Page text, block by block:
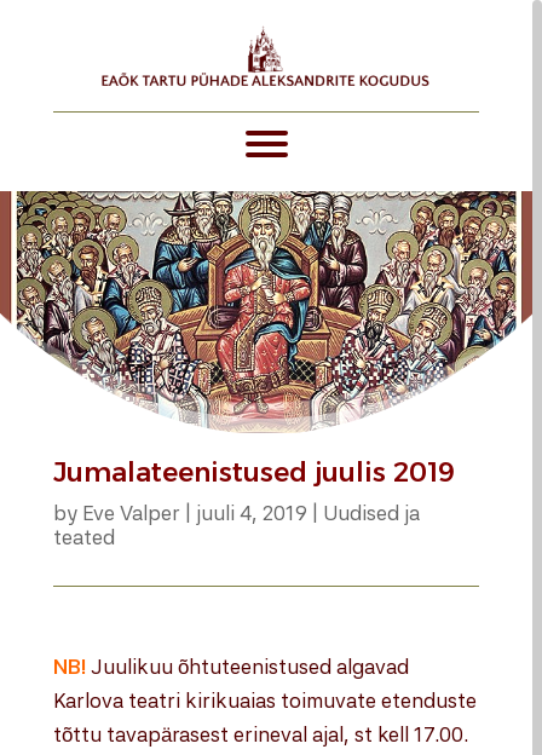
Jumalateenistused juulis 2019
by Eve Valper juuli 4, 2019
Uudised ja
teated
NB! Juulikuu õhtuteenistused algavad
Karlova teatri kirikuaias toimuvate etenduste
tõttu tavapärasest erineval ajal, st kell 17.00.